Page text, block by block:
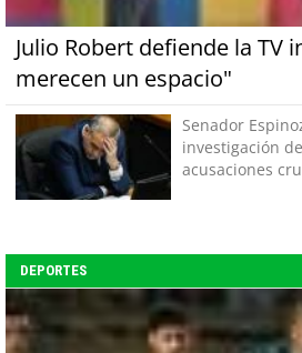
Julio Robert defiende la TV
merecen un espacio"
Senador
investigación
acusaciones
DEPORTES